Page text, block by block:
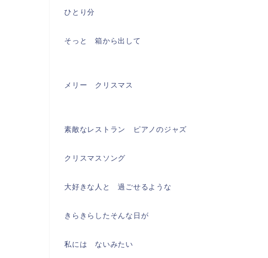
ひとり分
そっと 箱から出して
メリー クリスマス
素敵なレストラン ピアノのジャズ
クリスマスソング
大好きな人と 過ごせるような
きらきらしたそんな日が
私には ないみたい